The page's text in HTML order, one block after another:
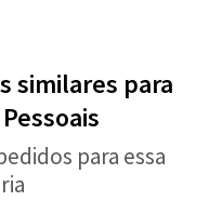
similares para
para essa